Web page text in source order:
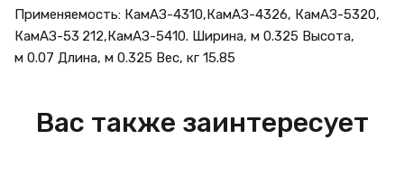
Применяемость: КамАЗ-4310,КамАЗ-4326, КамАЗ-5320,
КамАЗ-53 212,КамАЗ-5410. Ширина, м 0.325 Высота,
м 0.07 Длина, м 0.325 Вес, кг 15.85
Вас также заинтересует